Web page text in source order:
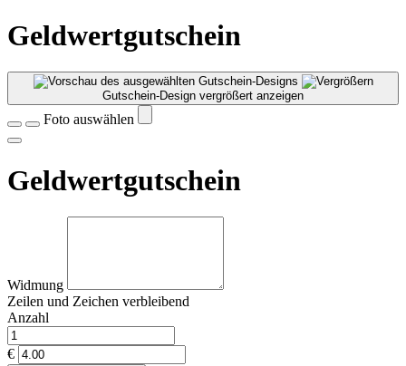
Geldwertgutschein
Gutschein-Design vergrößert anzeigen
Foto auswählen
Geldwertgutschein
Widmung
Zeilen und Zeichen verbleibend
Anzahl
€